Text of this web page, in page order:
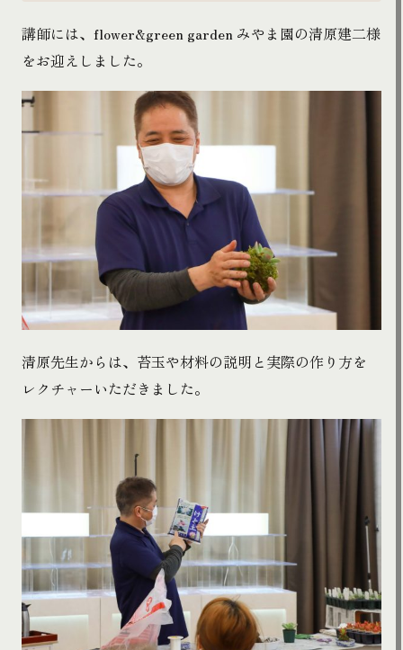
講師には、flower&green garden みやま園の清原建二様
をお迎えしました。
清原先生からは、苔玉や材料の説明と実際の作り方を
レクチャーいただきました。